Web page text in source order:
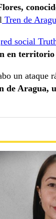
Tren de
red social
en territorio
un ataque
Aragua,